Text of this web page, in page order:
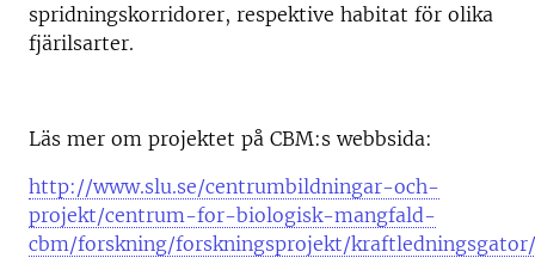
spridningskorridorer, respektive habitat för olika
fjärilsarter.
Läs mer om projektet på CBM:s webbsida:
http://www.slu.se/centrumbildningar-och-
projekt/centrum-for-biologisk-mangfald-
cbm/forskning/forskningsprojekt/kraftledningsgator/